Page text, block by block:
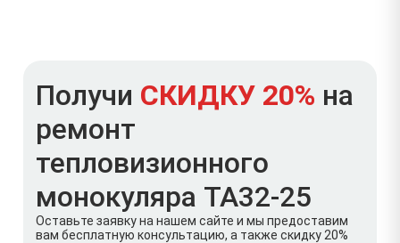
Получи СКИДКУ 20% на
ремонт
тепловизионного
монокуляра TA32-25
Оставьте заявку на нашем сайте и мы предоставим
вам бесплатную консультацию, а также скидку 20%